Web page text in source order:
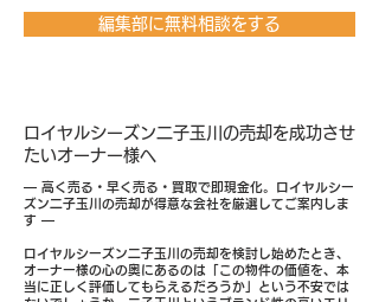
編集部に無料相談をする
ロイヤルシーズン二子玉川の売却を成功させ
たいオーナー様へ
― 高く売る・早く売る・買取で即現金化。ロイヤルシー
ズン二子玉川の売却が得意な会社を厳選してご案内しま
す ―
ロイヤルシーズン二子玉川の売却を検討し始めたとき、
オーナー様の心の奥にあるのは「この物件の価値を、本
当に正しく評価してもらえるだろうか」という不安では